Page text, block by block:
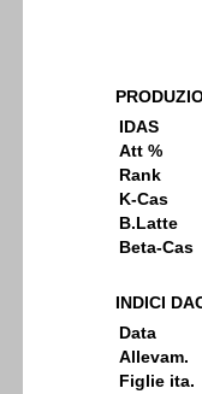
IDAS
Att %
Rank
K-Cas
B.Latte
Beta-Cas
INDICI
Data
Allevam.
Figlie ita.